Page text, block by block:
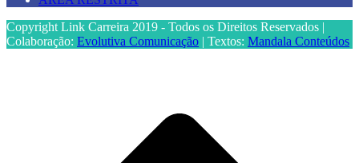
Copyright Link Carreira 2019 - Todos os Direitos Reservados |
Colaboração: Evolutiva Comunicação | Textos: Mandala Conteúdos